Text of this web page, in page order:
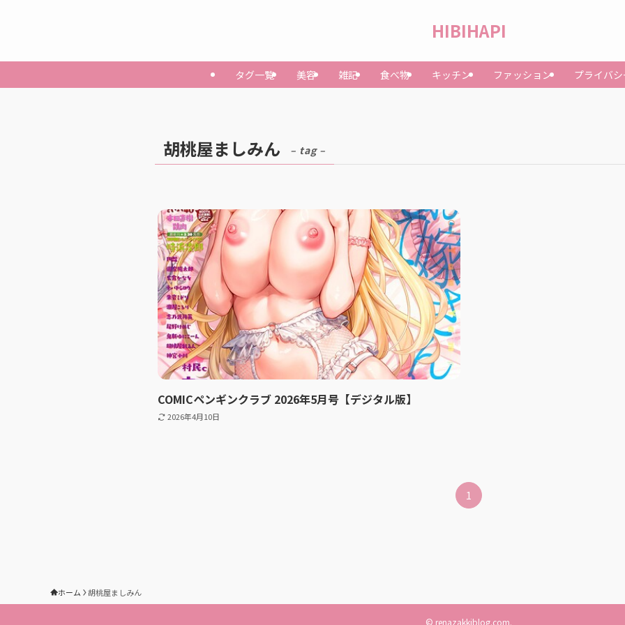
HIBIHAPI
タグ一覧 美容 雑記 食べ物 キッチン ファッション プライバ
胡桃屋ましみん – tag –
COMICペンギンクラブ 2026年5月号【デジタル版】
2026年4月10日
1
ホーム 胡桃屋ましみん
© renazakkiblog.com.